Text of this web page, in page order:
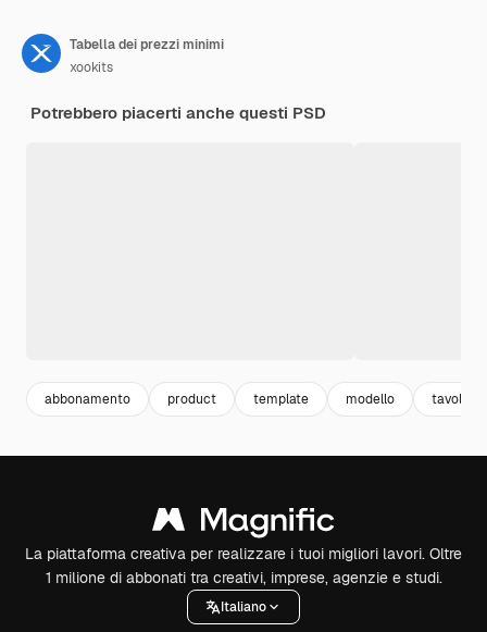
Tabella dei prezzi minimi
xookits
Potrebbero piacerti anche questi PSD
abbonamento product template modello tavolo
La piattaforma creativa per realizzare i tuoi migliori lavori. Oltre
1 milione di abbonati tra creativi, imprese, agenzie e studi.
Italiano